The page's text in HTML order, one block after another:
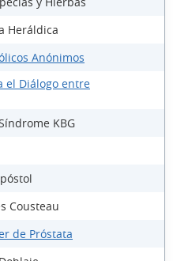
Heráldica
Anónimos
el Diálogo entre
KBG
Cousteau
de Próstata